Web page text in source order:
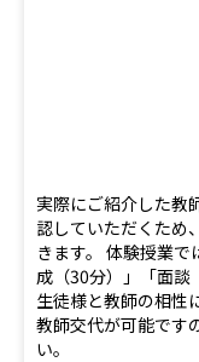
実際にご紹介した教
認していただくため
きます。 体験授業
成（30分）」「面談
生徒様と教師の相性
教師交代が可能です
い。